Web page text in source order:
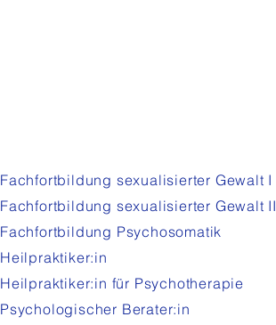
Fachfortbildung sexualisierter Gewalt I
Fachfortbildung sexualisierter Gewalt II
Fachfortbildung Psychosomatik
Heilpraktiker:in
Heilpraktiker:in für Psychotherapie
Psychologischer Berater:in